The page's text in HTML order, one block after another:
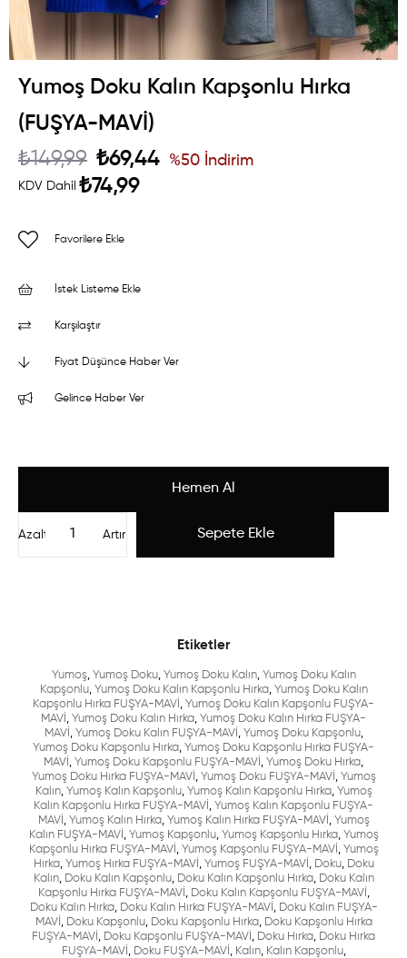
Yumoş Doku Kalın Kapşonlu Hırka
(FUŞYA-MAVİ)
₺149,99 ₺69,44
KDV Dahil ₺74,99
%50 İndirim
Favorilere Ekle
İstek Listeme Ekle
Karşılaştır
Fiyat Düşünce Haber Ver
Gelince Haber Ver
Artır
Azalt
Etiketler
Yumoş, Yumoş Doku, Yumoş Doku Kalın, Yumoş Doku Kalın
Kapşonlu, Yumoş Doku Kalın Kapşonlu Hırka, Yumoş Doku Kalın
Kapşonlu Hırka FUŞYA-MAVİ , Yumoş Doku Kalın Kapşonlu FUŞYA-
MAVİ , Yumoş Doku Kalın Hırka, Yumoş Doku Kalın Hırka FUŞYA-
MAVİ , Yumoş Doku Kalın FUŞYA-MAVİ , Yumoş Doku Kapşonlu,
Yumoş Doku Kapşonlu Hırka, Yumoş Doku Kapşonlu Hırka FUŞYA-
MAVİ , Yumoş Doku Kapşonlu FUŞYA-MAVİ , Yumoş Doku Hırka,
Yumoş Doku Hırka FUŞYA-MAVİ , Yumoş Doku FUŞYA-MAVİ , Yumoş
Kalın, Yumoş Kalın Kapşonlu, Yumoş Kalın Kapşonlu Hırka, Yumoş
Kalın Kapşonlu Hırka FUŞYA-MAVİ , Yumoş Kalın Kapşonlu FUŞYA-
MAVİ , Yumoş Kalın Hırka, Yumoş Kalın Hırka FUŞYA-MAVİ , Yumoş
Kalın FUŞYA-MAVİ , Yumoş Kapşonlu, Yumoş Kapşonlu Hırka, Yumoş
Kapşonlu Hırka FUŞYA-MAVİ , Yumoş Kapşonlu FUŞYA-MAVİ , Yumoş
Hırka, Yumoş Hırka FUŞYA-MAVİ , Yumoş FUŞYA-MAVİ , Doku, Doku
Kalın, Doku Kalın Kapşonlu, Doku Kalın Kapşonlu Hırka, Doku Kalın
Kapşonlu Hırka FUŞYA-MAVİ , Doku Kalın Kapşonlu FUŞYA-MAVİ ,
Doku Kalın Hırka, Doku Kalın Hırka FUŞYA-MAVİ , Doku Kalın FUŞYA-
MAVİ , Doku Kapşonlu, Doku Kapşonlu Hırka, Doku Kapşonlu Hırka
FUŞYA-MAVİ , Doku Kapşonlu FUŞYA-MAVİ , Doku Hırka, Doku Hırka
FUŞYA-MAVİ , Doku FUŞYA-MAVİ , Kalın, Kalın Kapşonlu,